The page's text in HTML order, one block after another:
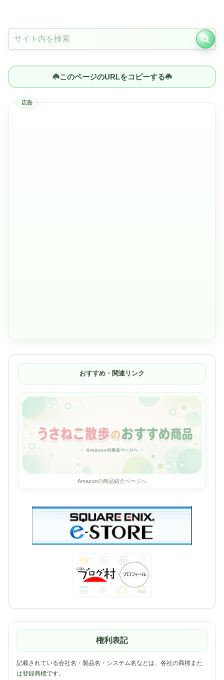
☘️このページのURLをコピーする☘️
広告
おすすめ・関連リンク
Amazonの商品紹介ページへ
権利表記
記載されている会社名・製品名・システム名などは、各社の商標また
は登録商標です。